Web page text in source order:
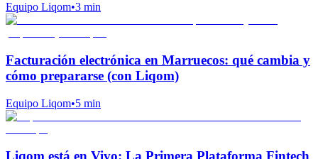
Equipo Liqom•3 min
Facturación electrónica en Marruecos: qué cambia y
cómo prepararse (con Liqom)
Equipo Liqom•5 min